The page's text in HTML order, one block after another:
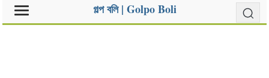
গল্প বলি | Golpo Boli